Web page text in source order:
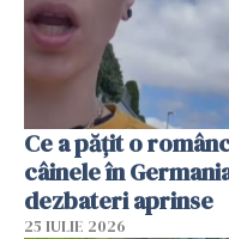
Ce a pățit o
câinele în
dezbateri aprinse
25 IULIE 2026